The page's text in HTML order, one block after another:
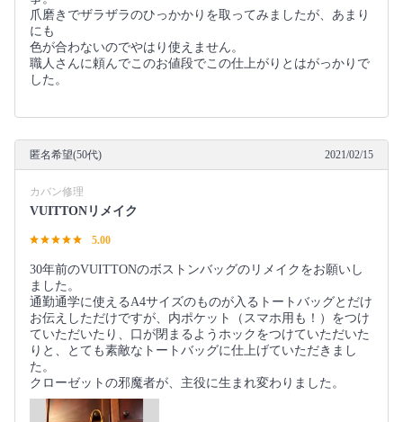
爪磨きでザラザラのひっかかりを取ってみましたが、あまり
にも
色が合わないのでやはり使えません。
職人さんに頼んでこのお値段でこの仕上がりとはがっかりで
した。
匿名希望(50代) 2021/02/15
カバン修理
VUITTONリメイク
5.00
30年前のVUITTONのボストンバッグのリメイクをお願いし
ました。
通勤通学に使えるA4サイズのものが入るトートバッグとだけ
お伝えしただけですが、内ポケット（スマホ用も！）をつけ
ていただいたり、口が閉まるようホックをつけていただいた
りと、とても素敵なトートバッグに仕上げていただきまし
た。
クローゼットの邪魔者が、主役に生まれ変わりました。